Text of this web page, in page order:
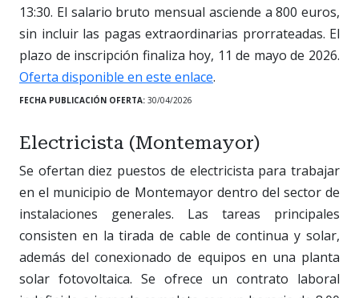
13:30. El salario bruto mensual asciende a 800 euros,
sin incluir las pagas extraordinarias prorrateadas. El
plazo de inscripción finaliza hoy, 11 de mayo de 2026.
Oferta disponible en este enlace.
FECHA PUBLICACIÓN OFERTA: 30/04/2026
Electricista (Montemayor)
Se ofertan diez puestos de electricista para trabajar
en el municipio de Montemayor dentro del sector de
instalaciones generales. Las tareas principales
consisten en la tirada de cable de continua y solar,
además del conexionado de equipos en una planta
solar fotovoltaica. Se ofrece un contrato laboral